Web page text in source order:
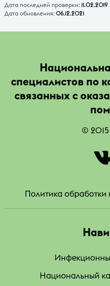
Дата последней проверки: 11.02.2019
Дата обновления: 06.12.2021
специалистов по
связанных с
©
Политика
Национальный